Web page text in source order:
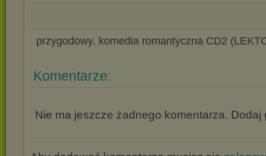
przygodowy, komedia romantyczna CD2
Komentarze:
Nie ma jeszcze żadnego komentarza. Dodaj